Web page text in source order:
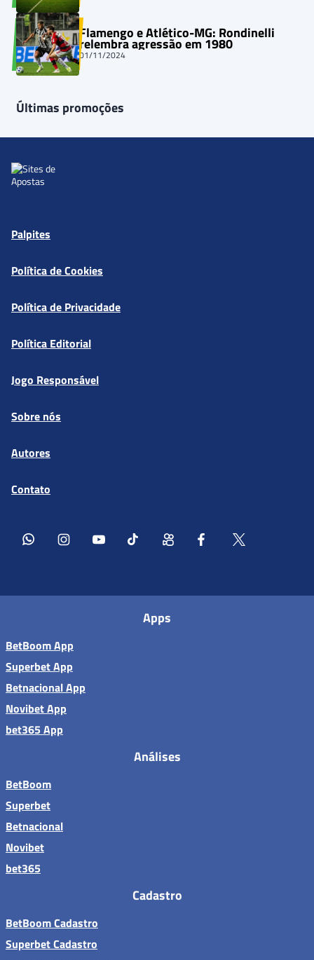
Flamengo e Atlético-MG: Rondinelli
relembra agressão em 1980
01/11/2024
Últimas promoções
Palpites
Política de Cookies
Política de Privacidade
Política Editorial
Jogo Responsável
Sobre nós
Autores
Contato
Apps
BetBoom App
Superbet App
Betnacional App
Novibet App
bet365 App
Análises
BetBoom
Superbet
Betnacional
Novibet
bet365
Cadastro
BetBoom Cadastro
Superbet Cadastro